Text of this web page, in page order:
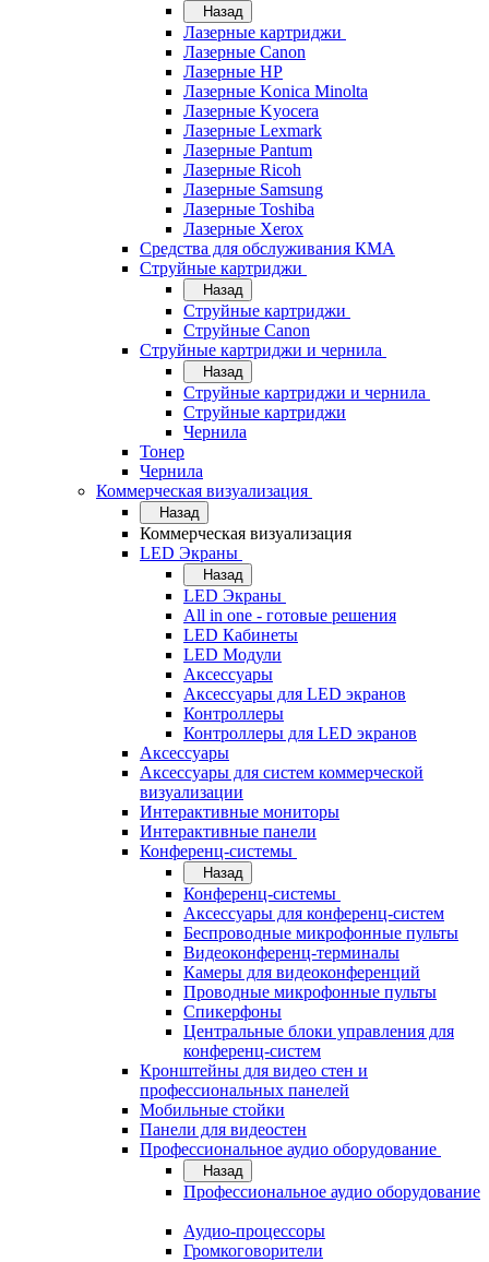
Назад
Лазерные картриджи
Лазерные Canon
Лазерные HP
Лазерные Konica Minolta
Лазерные Kyocera
Лазерные Lexmark
Лазерные Pantum
Лазерные Ricoh
Лазерные Samsung
Лазерные Toshiba
Лазерные Xerox
Средства для обслуживания КМА
Струйные картриджи
Назад
Струйные картриджи
Струйные Canon
Струйные картриджи и чернила
Назад
Струйные картриджи и чернила
Струйные картриджи
Чернила
Тонер
Чернила
Коммерческая визуализация
Назад
Коммерческая визуализация
LED Экраны
Назад
LED Экраны
All in one - готовые решения
LED Кабинеты
LED Модули
Аксессуары
Аксессуары для LED экранов
Контроллеры
Контроллеры для LED экранов
Аксессуары
Аксессуары для систем коммерческой
визуализации
Интерактивные мониторы
Интерактивные панели
Конференц-системы
Назад
Конференц-системы
Аксессуары для конференц-систем
Беспроводные микрофонные пульты
Видеоконференц-терминалы
Камеры для видеоконференций
Проводные микрофонные пульты
Спикерфоны
Центральные блоки управления для
конференц-систем
Кронштейны для видео стен и
профессиональных панелей
Мобильные стойки
Панели для видеостен
Профессиональное аудио оборудование
Назад
Профессиональное аудио оборудование
Аудио-процессоры
Громкоговорители